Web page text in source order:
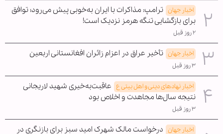
اخبار جهان ترامپ: مذاکرات با ایران به‌خوبی پیش می‌رود؛ توافق
برای بازگشایی تنگه هرمز نزدیک است!
۲ روز قبل
اخبار جهان تأخیر عراق در اعزام زائران افغانستانی اربعین
۳ روز قبل
اخبار نهادهای دینی و اهل بیتی ع عاقبت‌به‌خیری شهید لاریجانی
نتیجه سال‌ها مجاهدت و اخلاص بود
۳ روز قبل
اخبار جهان درخواست مالک شهرک امید سبز برای بازنگری در